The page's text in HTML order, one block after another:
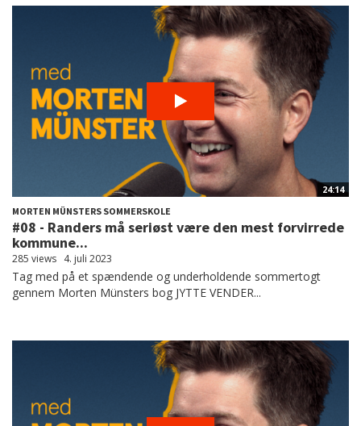
24:14
MORTEN MÜNSTERS SOMMERSKOLE
#08 - Randers må seriøst være den mest forvirrede
kommune...
285 views 4. juli 2023
Tag med på et spændende og underholdende sommertogt
gennem Morten Münsters bog JYTTE VENDER...